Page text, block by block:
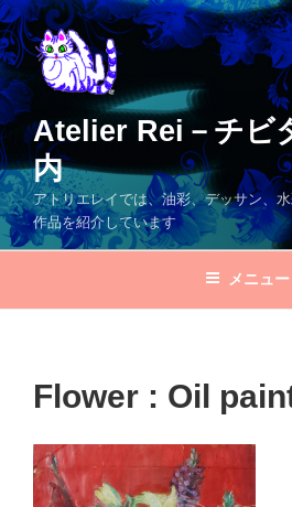
コ
ン
テ
ン
ツ
へ
ス
キ
ッ
プ
Atelier Rei－チビ
内
アトリエレイでは、油彩、デッサン、
作品を紹介しています
メニュー
Flower : Oil